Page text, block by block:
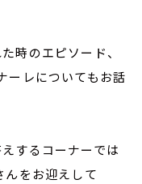
時のエピソード、
ーレについてもお話
するコーナーでは
んをお迎えして